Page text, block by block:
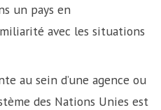
un pays en
avec les situations
au sein d’une agence ou
des Nations Unies est